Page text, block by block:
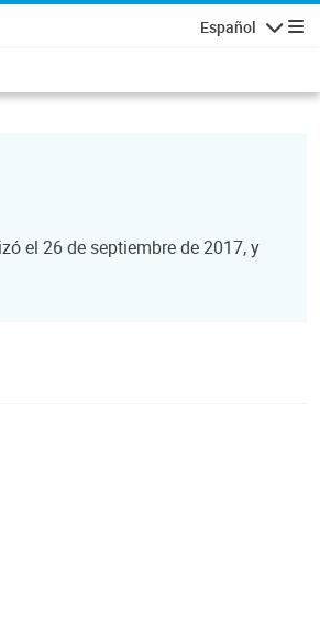
Español
el 26 de septiembre de 2017, y